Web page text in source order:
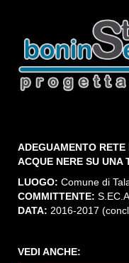
ADEGUAMENTO
ACQUE NERE SU UNA
LUOGO: Comune di
COMMITTENTE:
DATA: 2016-2017
VEDI ANCHE: